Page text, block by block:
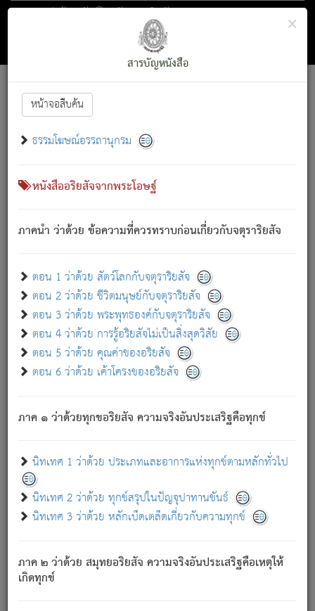
ตอน 1 ว่าด้วย สัตว์โลกกับจตุราริยสัจ
สารบัญ×
สารบัญหนังสือ
หน้าจอสืบค้น
ธรรมโฆษณ์อรรถานุกรม
หนังสืออริยสัจจากพระโอษฐ์
ภาคนำ ว่าด้วย ข้อความที่ควรทราบก่อนเกี่ยวกับจตุราริยสัจ
ตอน 1 ว่าด้วย สัตว์โลกกับจตุราริยสัจ
ตอน 2 ว่าด้วย ชีวิตมนุษย์กับจตุราริยสัจ
ตอน 3 ว่าด้วย พระพุทธองค์กับจตุราริยสัจ
ตอน 4 ว่าด้วย การรู้อริยสัจไม่เป็นสิ่งสุดวิสัย
ตอน 5 ว่าด้วย คุณค่าของอริยสัจ
ตอน 6 ว่าด้วย เค้าโครงของอริยสัจ
ภาค ๑ ว่าด้วยทุกขอริยสัจ ความจริงอันประเสริฐคือทุกข์
นิทเทศ 1 ว่าด้วย ประเภทและอาการแห่งทุกข์ตามหลักทั่วไป
นิทเทศ 2 ว่าด้วย ทุกข์สรุปในปัญจุปาทานขันธ์
นิทเทศ 3 ว่าด้วย หลักเบ็ดเตล็ดเกี่ยวกับความทุกข์
ภาค ๒ ว่าด้วย สมุทยอริยสัจ ความจริงอันประเสริฐคือเหตุให้
เกิดทุกข์
Font :15 ]||
สัตว์โลกนี้ เกิดความเดือดร้อนแล้ว มีผัสสะบังหน้า
เขาสำคัญสิ่งใด โดยความเป็นประการใด แต่สิ่งนั้นย่อมเป็น
(ตามที่เป็นจริง) โดยประการอื่นจากที่เขาสำคัญนั้น
สัตว์โลกติดข้องอยู่ในภพ ถูกภพบังหน้าแล้ว มีภพโดยความ
เป็นอย่างอื่น (จากที่มันเป็นอยู่จริง) จึงได้เพลิดเพลินยิ่งนักในภพ
เขาเพลิดเพลินยิ่งนักในสิ่งใด สิ่งนั้นเป็นภัย (ที่เขาไม่รู้จัก)
เขากลัวต่อสิ่งใดสิ่งนั้นเป็นทุกข์
พรหมจรรย์นี้ อันบุคคลย่อมประพฤติ ก็เพื่อการละขาดซึ่ง
ภพ.
สมณะหรือพราหมณ์เหล่าใด กล่าวความหลุดพ้นจากภพว่า
มีได้เพราะภพ เรากล่าวว่า สมณะหรือพราหมณ์ทั้งปวงนั้น
มิใช่ผู้หลดพ้นจากภพ.
ภพ ว่ามีได้เพราะวิภพ[2]: เรากล่าวว่า สมณะหรือพราหมณ์ทั้ง
ปวงนั้น ก็ยังสลัดภพออกไปไม่ได้.
ก็ทุกข์นี้มีขึ้น เพราะอาศัยซึ่งอุปธิทั้งปวง.
เพราะความสิ้นไปแห่งอุปาทานทั้งปวง ความเกิดขึ้นแห่ง
ทุกข์จึงไม่มี.
ท่านจงดูโลกนี้เถิด (จะเห็นว่า) สัตว์ทั้งหลายอันอวิชาหนา
แน่นบังหนาแล้ว; และว่า สัตว์ผู้ยินดีในภพอันเป็นแล้วนั้น ย่อม
อันเป็นไปในที่หรือเวลาทั้งปวง[3]เพื่อความมีแห่งประโยชน์โดย
ประการทั้งปวง; ภพทั้งหลายทั้งหมดนั้น ไม่เที่ยง เป็นทุกข์ มี
ความแปรปรวนเป็นธรรมดา.